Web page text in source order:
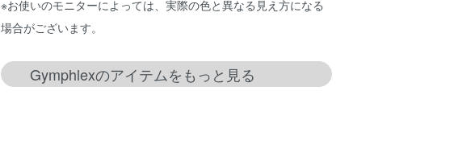
※お使いのモニターによっては、実際の色と異なる見え方になる
場合がございます。
Gymphlexのアイテムをもっと見る